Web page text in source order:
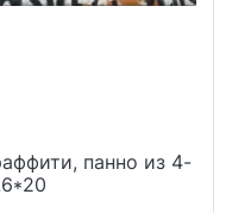
панно из 4-